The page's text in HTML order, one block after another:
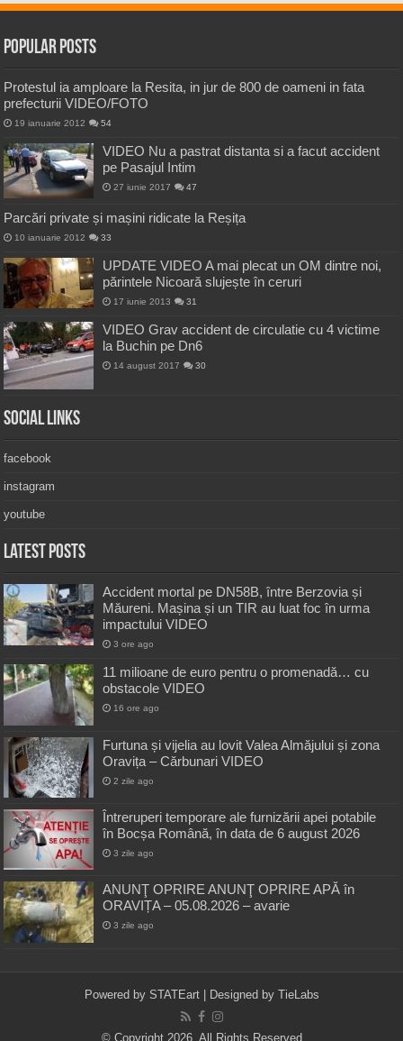
Popular Posts
Protestul ia amploare la Resita, in jur de 800 de oameni in fata
prefecturii VIDEO/FOTO
19 ianuarie 2012 54
VIDEO Nu a pastrat distanta si a facut accident
pe Pasajul Intim
27 iunie 2017 47
Parcări private și mașini ridicate la Reșița
10 ianuarie 2012 33
UPDATE VIDEO A mai plecat un OM dintre noi,
părintele Nicoară slujește în ceruri
17 iunie 2013 31
VIDEO Grav accident de circulatie cu 4 victime
la Buchin pe Dn6
14 august 2017 30
Social Links
facebook
instagram
youtube
Latest Posts
Accident mortal pe DN58B, între Berzovia și
Măureni. Mașina și un TIR au luat foc în urma
impactului VIDEO
3 ore ago
11 milioane de euro pentru o promenadă… cu
obstacole VIDEO
16 ore ago
Furtuna și vijelia au lovit Valea Almăjului și zona
Oravița – Cărbunari VIDEO
2 zile ago
Întreruperi temporare ale furnizării apei potabile
în Bocșa Română, în data de 6 august 2026
3 zile ago
ANUNŢ OPRIRE ANUNŢ OPRIRE APĂ în
ORAVIȚA – 05.08.2026 – avarie
3 zile ago
Powered by STATEart| Designed by TieLabs
© Copyright 2026, All Rights Reserved